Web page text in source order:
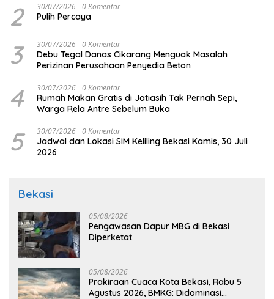
2 30/07/2026 0 Komentar
Pulih Percaya
3 30/07/2026 0 Komentar
Debu Tegal Danas Cikarang Menguak Masalah
Perizinan Perusahaan Penyedia Beton
4 30/07/2026 0 Komentar
Rumah Makan Gratis di Jatiasih Tak Pernah Sepi,
Warga Rela Antre Sebelum Buka
5 30/07/2026 0 Komentar
Jadwal dan Lokasi SIM Keliling Bekasi Kamis, 30 Juli
2026
Bekasi
05/08/2026
Pengawasan Dapur MBG di Bekasi
Diperketat
05/08/2026
Prakiraan Cuaca Kota Bekasi, Rabu 5
Agustus 2026, BMKG: Didominasi